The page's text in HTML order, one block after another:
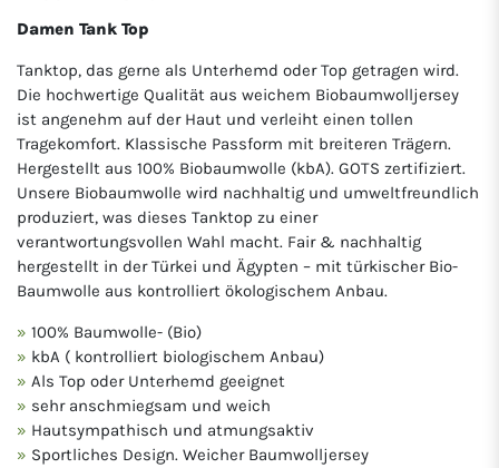
Damen Tank Top
Tanktop, das gerne als Unterhemd oder Top getragen wird.
Die hochwertige Qualität aus weichem Biobaumwolljersey
ist angenehm auf der Haut und verleiht einen tollen
Tragekomfort. Klassische Passform mit breiteren Trägern.
Hergestellt aus 100% Biobaumwolle (kbA). GOTS zertifiziert.
Unsere Biobaumwolle wird nachhaltig und umweltfreundlich
produziert, was dieses Tanktop zu einer
verantwortungsvollen Wahl macht. Fair & nachhaltig
hergestellt in der Türkei und Ägypten – mit türkischer Bio-
Baumwolle aus kontrolliert ökologischem Anbau.
100% Baumwolle- (Bio)
kbA ( kontrolliert biologischem Anbau)
Als Top oder Unterhemd geeignet
sehr anschmiegsam und weich
Hautsympathisch und atmungsaktiv
Sportliches Design. Weicher Baumwolljersey